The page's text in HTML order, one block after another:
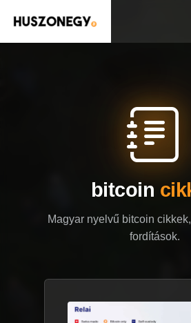
bitcoin
Magyar nyelvű bitcoin
fordítások.